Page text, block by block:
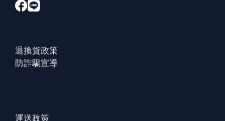
退換貨政策
防詐騙宣導
運送政策